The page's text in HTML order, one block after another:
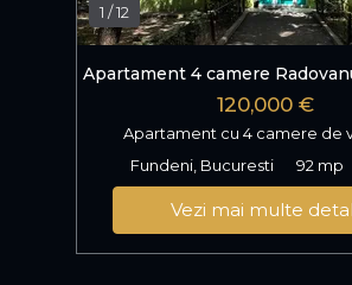
1 /12
Apartament 4 camere
120,000 €
Apartament cu 4 camere de
Fundeni, Bucuresti
92 mp
Vezi mai multe